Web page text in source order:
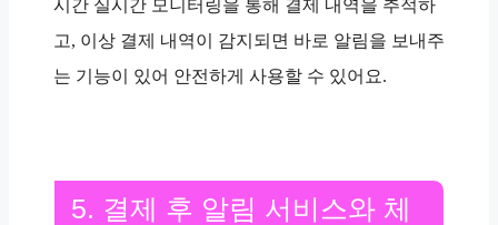
시간 실시간 모니터링을 통해 결제 내역을 추적하
고, 이상 결제 내역이 감지되면 바로 알림을 보내주
는 기능이 있어 안전하게 사용할 수 있어요.
5. 결제 후 알림 서비스와 체